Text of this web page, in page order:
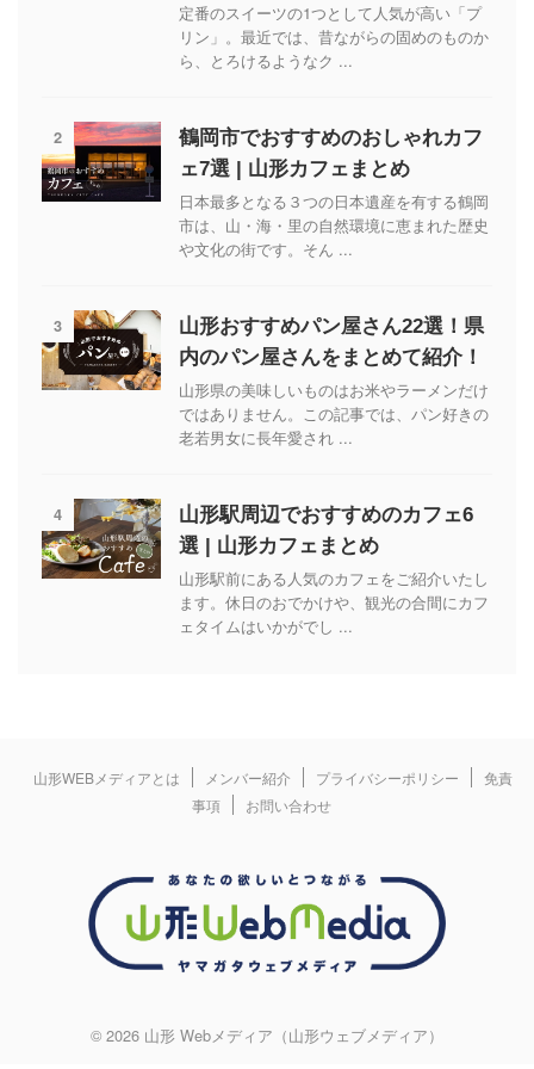
定番のスイーツの1つとして人気が高い「プ
リン」。最近では、昔ながらの固めのものか
ら、とろけるようなク ...
2
鶴岡市でおすすめのおしゃれカフ
ェ7選 | 山形カフェまとめ
日本最多となる３つの日本遺産を有する鶴岡
市は、山・海・里の自然環境に恵まれた歴史
や文化の街です。そん ...
3
山形おすすめパン屋さん22選！県
内のパン屋さんをまとめて紹介！
山形県の美味しいものはお米やラーメンだけ
ではありません。この記事では、パン好きの
老若男女に長年愛され ...
4
山形駅周辺でおすすめのカフェ6
選 | 山形カフェまとめ
山形駅前にある人気のカフェをご紹介いたし
ます。休日のおでかけや、観光の合間にカフ
ェタイムはいかがでし ...
山形WEBメディアとは メンバー紹介 プライバシーポリシー
免責
事項
お問い合わせ
© 2026 山形 Webメディア（山形ウェブメディア）